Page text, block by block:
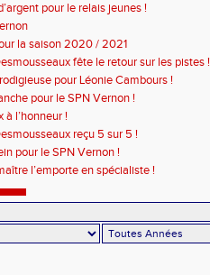
pour le relais jeunes !
la saison 2020 / 2021
fête le retour sur les pistes !
pour Léonie Cambours !
pour le SPN Vernon !
à l’honneur !
reçu 5 sur 5 !
pour le SPN Vernon !
l’emporte en spécialiste !